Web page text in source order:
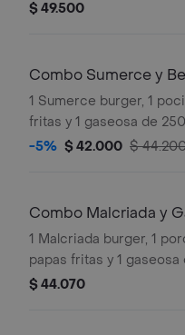
elegir.
$ 49.500
Combo Sumerce y
1 Sumerce burger, 1
fritas y 1 gaseosa de
-5% $ 42.000 $
Combo Malcriada y
1 Malcriada burger, 1
papas fritas y 1 gaseosa
elegir.
$ 44.070